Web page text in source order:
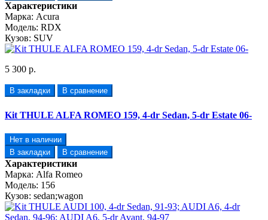
Характеристики
Марка: Acura
Модель: RDX
Кузов: SUV
5 300 р.
В закладки В сравнение
Kit THULE ALFA ROMEO 159, 4-dr Sedan, 5-dr Estate 06-
Нет в наличии
В закладки
В сравнение
Характеристики
Марка: Alfa Romeo
Модель: 156
Кузов: sedan;wagon